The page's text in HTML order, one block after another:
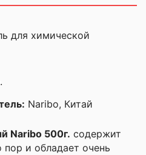
для химической
Naribo, Китай
Naribo 500г. содержит
и обладает очень